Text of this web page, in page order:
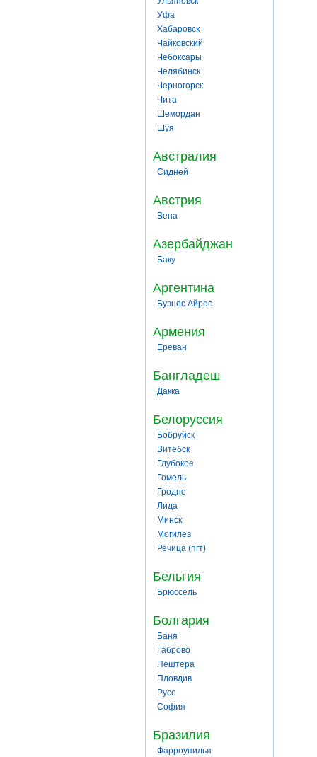
Уфа
Хабаровск
Чайковский
Чебоксары
Челябинск
Черногорск
Чита
Шемордан
Шуя
Австралия
Сидней
Австрия
Вена
Азербайджан
Баку
Аргентина
Буэнос Айрес
Армения
Ереван
Бангладеш
Дакка
Белоруссия
Бобруйск
Витебск
Глубокое
Гомель
Гродно
Лида
Минск
Могилев
Речица (пгт)
Бельгия
Брюссель
Болгария
Баня
Габрово
Пештера
Пловдив
Русе
София
Бразилия
Фарроупилья